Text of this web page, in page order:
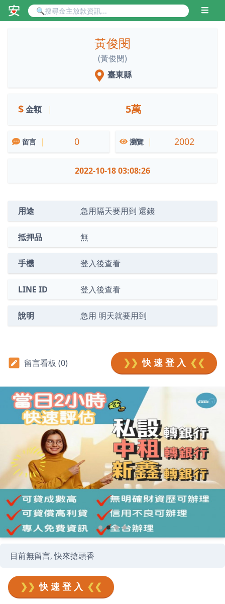
黃俊閔
(黃俊閔)
臺東縣
$金額 | 5萬
留言 | 0 瀏覽 | 2002
2022-10-18 03:08:26
用途 急用隔天要用到 還錢
抵押品 無
手機 登入後查看
LINE ID 登入後查看
說明 急用 明天就要用到
留言看板 (0) ❯❯ 快 速 登 入 ❮❮
目前無留言, 快來搶頭香
❯❯ 快 速 登 入 ❮❮